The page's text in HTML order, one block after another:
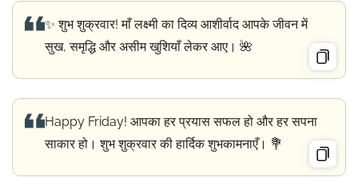
✨ शुभ शुक्रवार! माँ लक्ष्मी का दिव्य आशीर्वाद आपके जीवन में
सुख, समृद्धि और असीम खुशियाँ लेकर आए। 🌺
Happy Friday! आपका हर प्रयास सफल हो और हर सपना
साकार हो। शुभ शुक्रवार की हार्दिक शुभकामनाएँ। 💐